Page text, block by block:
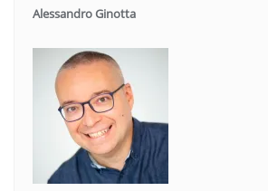
Alessandro Ginotta